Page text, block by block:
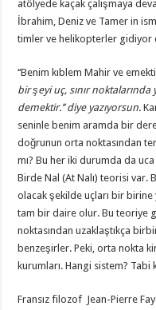
atölyede kaçak çalışmaya
İbrahim, Deniz ve Tamer in
timler ve helikopterler gidiyor
‘‘Benim kıblem Mahir ve
bir şeyi uç, sınır noktalarında
demektir.’’ diye yazıyorsun.
seninle benim aramda bir
doğrunun orta noktasından
mı? Bu her iki durumda da
Birde Nal (At Nalı) teorisi var.
olacak şekilde uçları bir birine
tam bir daire olur. Bu teoriye
noktasından uzaklaştıkça
benzeşirler. Peki, orta nokta
kurumları. Hangi sistem?
Fransız filozof Jean-Pierre